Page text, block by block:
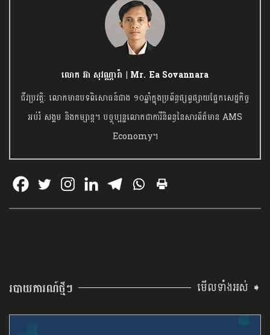
លោក អ៊ា សុវណ្ណារ៉ា | Mr. Ea Sovannara
ជីវប្រវត្តិ: លោកមានបទពិសោធន៍ជាង ១០ឆ្នាំក្នុងប្រព័ន្ធផ្សព្វផ្សាយផ្នែកសេដ្ឋកិច្ច
អប់រំ សង្គម និងកម្សាន្ត។ បច្ចុប្បន្នលោកជាការីនិពន្ធនៃសារព័ត៌មាន AMS
Economy។
របាយការណ៍ថ្មីៗ មើលទាំងអស់ ➧